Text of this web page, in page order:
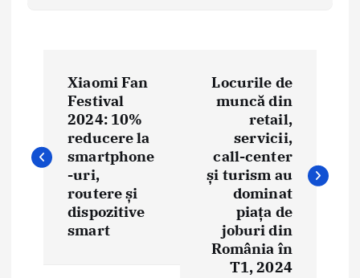
i
Xiaomi Fan
Festival
2024: 10%
reducere la
smartphone
-uri,
routere și
dispozitive
smart
Locurile de
muncă din
retail,
servicii,
call-center
și turism au
dominat
piața de
joburi din
România în
T1, 2024